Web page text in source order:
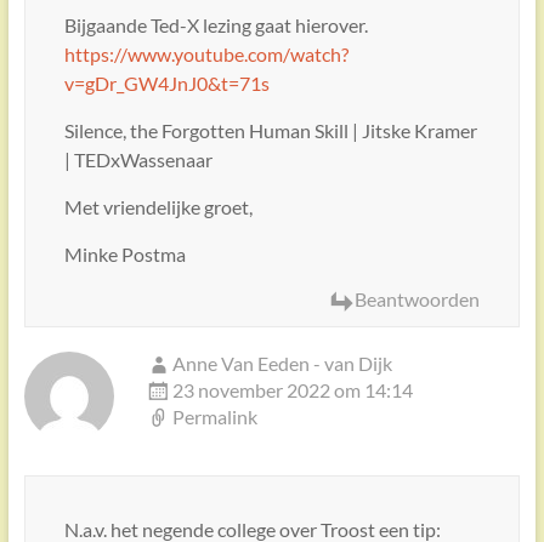
Bijgaande Ted-X lezing gaat hierover.
https://www.youtube.com/watch?
v=gDr_GW4JnJ0&t=71s
Silence, the Forgotten Human Skill | Jitske Kramer
| TEDxWassenaar
Met vriendelijke groet,
Minke Postma
Beantwoorden
Anne Van Eeden - van Dijk
23 november 2022 om 14:14
Permalink
N.a.v. het negende college over Troost een tip: